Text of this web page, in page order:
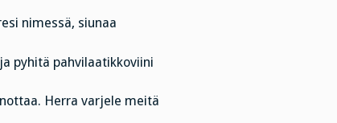
nimessä, siunaa
pyhitä pahvilaatikkoviini
Herra varjele meitä